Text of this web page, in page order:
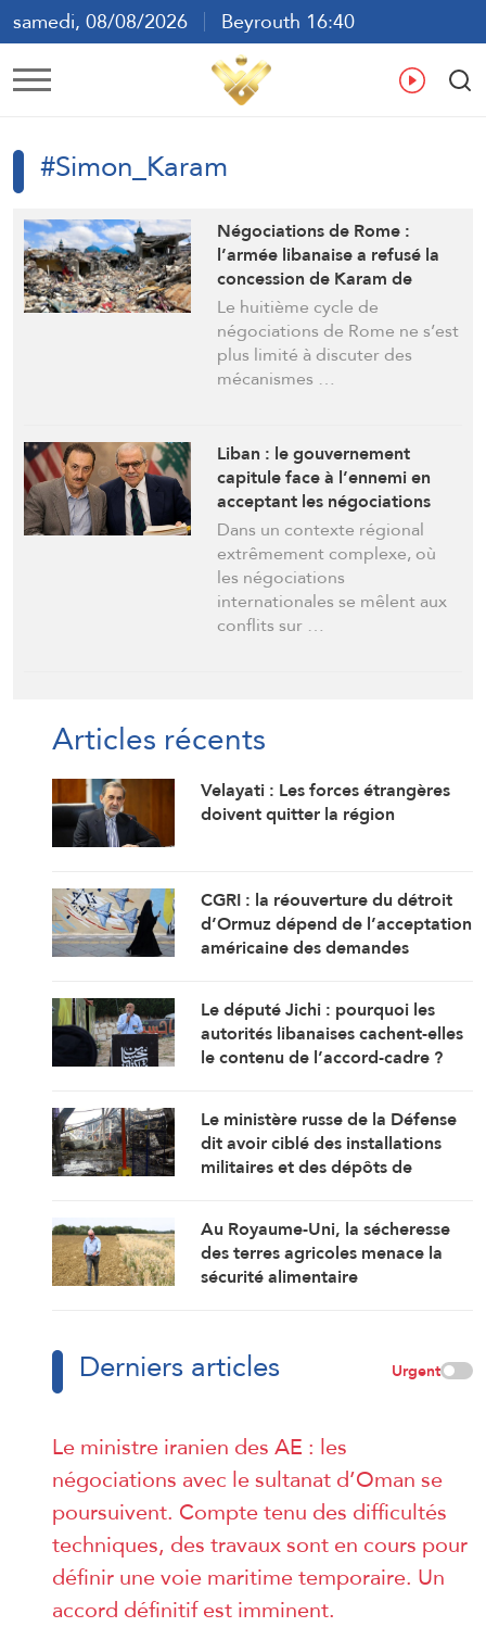
samedi, 08/08/2026
Beyrouth 16:40
ع
#Simon_Karam
Négociations de Rome :
l’armée libanaise a refusé la
concession de Karam de
perquisitionner des maisons
dans tout le sud du Litani
Le huitième cycle de
négociations de Rome ne s’est
plus limité à discuter des
mécanismes …
Liban : le gouvernement
capitule face à l’ennemi en
acceptant les négociations
sous le feu
Dans un contexte régional
extrêmement complexe, où
les négociations
internationales se mêlent aux
conflits sur …
Articles récents
Velayati : Les forces étrangères
doivent quitter la région
CGRI : la réouverture du détroit
d’Ormuz dépend de l’acceptation
américaine des demandes
Le député Jichi : pourquoi les
autorités libanaises cachent-elles
le contenu de l’accord-cadre ?
Le ministère russe de la Défense
dit avoir ciblé des installations
militaires et des dépôts de
Au Royaume-Uni, la sécheresse
des terres agricoles menace la
sécurité alimentaire
Derniers articles Urgent
Le ministre iranien des AE : les
négociations avec le sultanat d’Oman se
poursuivent. Compte tenu des difficultés
techniques, des travaux sont en cours pour
définir une voie maritime temporaire. Un
accord définitif est imminent.